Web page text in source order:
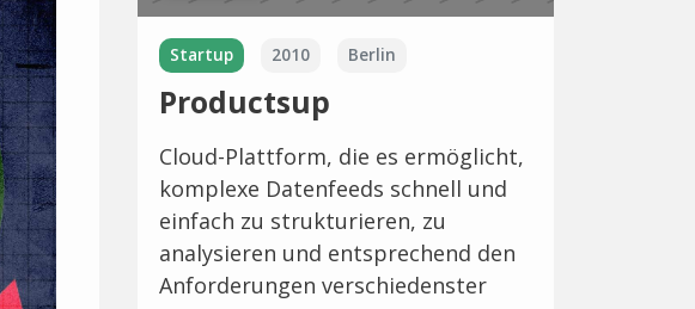
Startup 2010 Berlin
Productsup
Cloud-Plattform, die es ermöglicht,
komplexe Datenfeeds schnell und
einfach zu strukturieren, zu
analysieren und entsprechend den
Anforderungen verschiedenster